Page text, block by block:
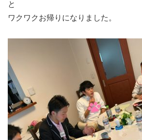
と
ワクワクお帰りになりました。